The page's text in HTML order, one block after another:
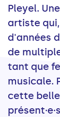
Pleyel.
artiste
d'années
de
tant que
musicale.
cette belle